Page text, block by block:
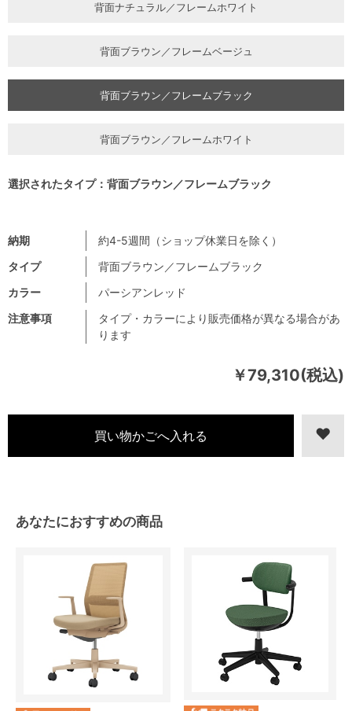
￥79,310(税込)
注意事項
タイプ・カラーにより販売価格が異なる場合があ
ります
納期
約4-5週間（ショップ休業日を除く）
タイプ
背面ブラウン／フレームブラック
カラー
パーシアンレッド
背面ナチュラル／フレームホワイト
背面ブラウン／フレームベージュ
背面ブラウン／フレームブラック
背面ブラウン／フレームホワイト
選択されたタイプ：背面ブラウン／フレームブラック
あなたにおすすめの商品